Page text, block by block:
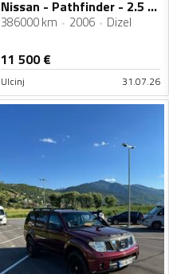
Nissan - Pathfinder - 2.5 CDI
386000 km 2006 Dizel
11 500€
Ulcinj 31.07.26